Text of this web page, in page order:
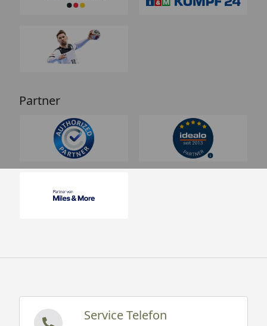
Partner
Service Telefon